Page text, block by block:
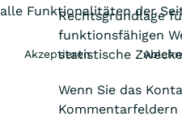
Rechtsgrundlage
funktionsfähigen
statistische
Wenn Sie das
Kommentarfeldern
alle Funktionalitäten der
Akzeptieren